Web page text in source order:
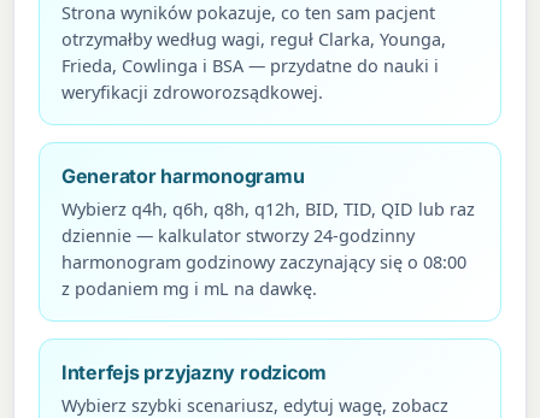
Strona wyników pokazuje, co ten sam pacjent
otrzymałby według wagi, reguł Clarka, Younga,
Frieda, Cowlinga i BSA — przydatne do nauki i
weryfikacji zdroworozsądkowej.
Generator harmonogramu
Wybierz q4h, q6h, q8h, q12h, BID, TID, QID lub raz
dziennie — kalkulator stworzy 24-godzinny
harmonogram godzinowy zaczynający się o 08:00
z podaniem mg i mL na dawkę.
Interfejs przyjazny rodzicom
Wybierz szybki scenariusz, edytuj wagę, zobacz